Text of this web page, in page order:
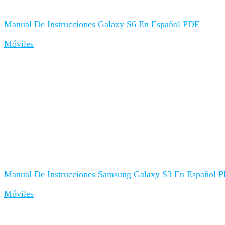
Manual De Instrucciones Galaxy S6 En Español PDF
Móviles
Manual De Instrucciones Samsung Galaxy S3 En Español
Móviles